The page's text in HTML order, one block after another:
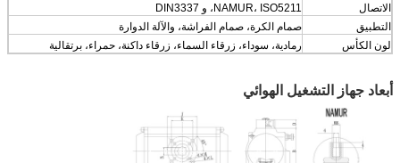
الاتصال
NAMUR، ISO5211، و DIN3337
التطبيق
صمام الكرة، صمام الفراشة، والآلة الدوارة
لون الكأس
رمادية، سوداء، زرقاء السماء، زرقاء داكنة، حمراء، برتقالية
أبعاد جهاز التشغيل الهوائي